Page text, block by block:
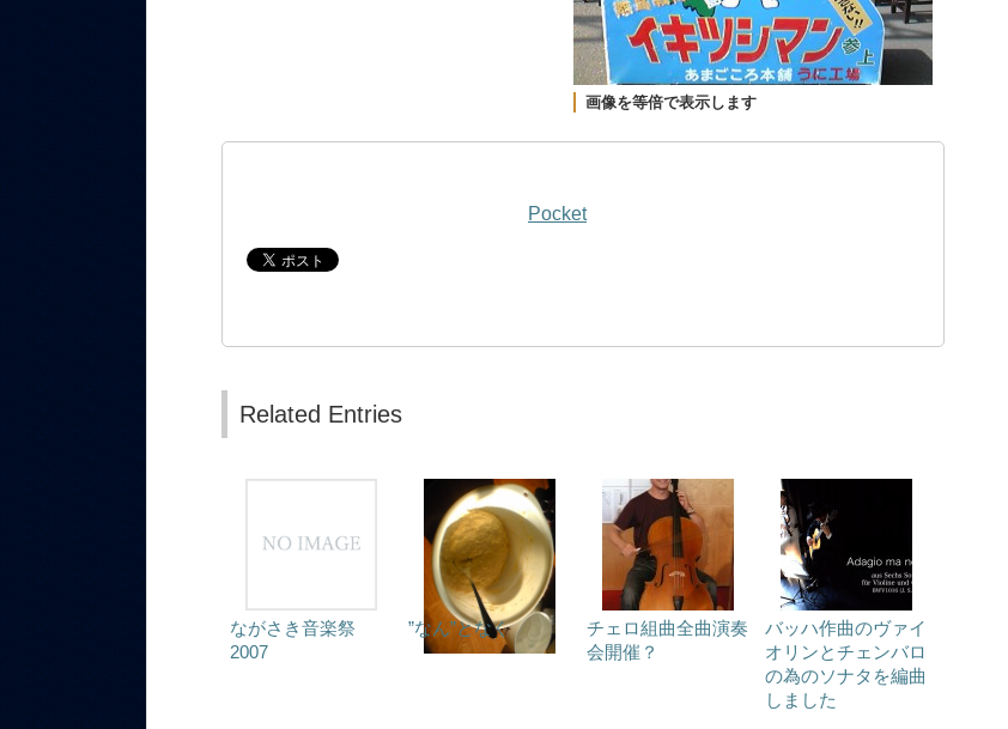
画像を等倍で表示します
Pocket
Related Entries
ながさき音楽祭
2007
”なん”となく
チェロ組曲全曲演奏
会開催？
バッハ作曲のヴァイ
オリンとチェンバロ
の為のソナタを編曲
しました